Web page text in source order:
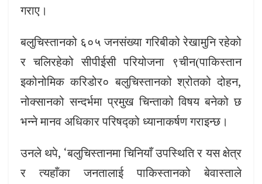
गराए।
बलुचिस्तानको ६०५ जनसंख्या गरिबीको रेखामुनि रहेको
र चलिरहेको सीपीईसी परियोजना ९चीन(पाकिस्तान
इकोनोमिक करिडोर० बलुचिस्तानको श्रोतको दोहन,
नोक्सानको सन्दर्भमा प्रमुख चिन्ताको विषय बनेको छ
भन्ने मानव अधिकार परिषद्को ध्यानाकर्षण गराइन्छ।
उनले थपे, ‘बलुचिस्तानमा चिनियाँ उपस्थिति र यस क्षेत्र
र त्यहाँका जनतालाई पाकिस्तानको बेवास्ताले